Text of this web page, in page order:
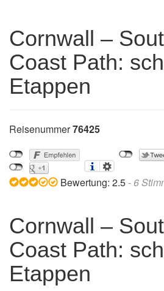
Cornwall –
Coast Path:
Etappen
Reisenummer76425
Bewertung: 2.5 -6
Cornwall –
Coast Path:
Etappen